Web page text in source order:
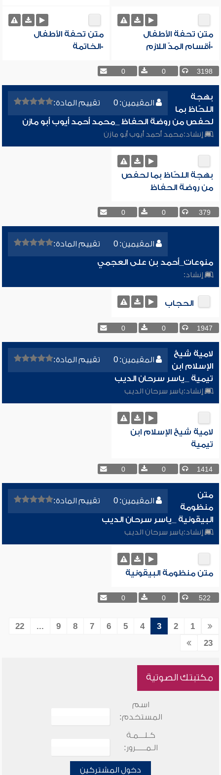
متن تحفة الأطفال
-أقسام المدّ اللازم
متن تحفة الأطفال
-الخاتمة
3198
0
0
المقيمين: 0 تقييم المادة:
بهجة
اللحّاظ بما
لحفص من روضة الحفاظ _محمد أحمد أيوب أبو مازن
إنشاد:محمد أحمد أيوب أبو مازن
بهجة اللحّاظ بما لحفص
من روضة الحفاظ
379
0
0
المقيمين: 0 تقييم المادة:
منوعات_أحمد بن على العجمي
إنشاد:
الحجاب
1947
0
0
المقيمين: 0 تقييم المادة:
لامية شيخ
الإسلام ابن
تيمية _ياسر سرحان الديب
إنشاد:ياسر سرحان الديب
لامية شيخ الإسلام ابن
تيمية
1414
0
0
المقيمين: 0 تقييم المادة:
متن
منظومة
البيقونية _ياسر سرحان الديب
إنشاد:ياسر سرحان الديب
متن منظومة البيقونية
522
0
0
1
2
3
4
5
6
7
8
9
...
22
23
مكتبتك الصوتية
اسم
المستخدم:
كـلـــمـة
الـمـــــرور:
دخول المشتركين